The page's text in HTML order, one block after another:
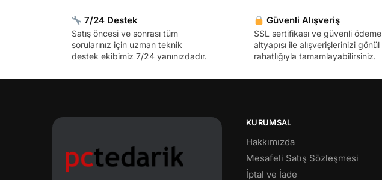
7/24 Destek
Satış öncesi ve sonrası tüm
sorularınız için uzman teknik
destek ekibimiz 7/24 yanınızdadır.
Güvenli Alışveriş
SSL sertifikası ve güvenli ödeme
altyapısı ile alışverişlerinizi gönül
rahatlığıyla tamamlayabilirsiniz.
KURUMSAL
Hakkımızda
Mesafeli Satış Sözleşmesi
İptal ve İade